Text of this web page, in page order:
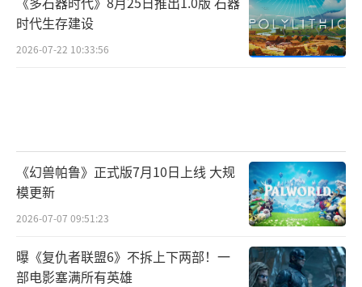
时代生存建设
2026-07-22 10:33:56
《幻兽帕鲁》正式版7月10日上线 大规
模更新
2026-07-07 09:51:23
曝《复仇者联盟6》不拆上下两部！一
部电影塞满所有英雄